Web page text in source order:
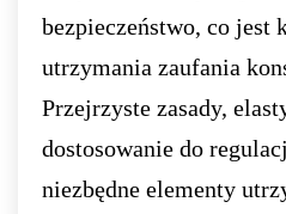
bezpieczeństwo, co jest
utrzymania zaufania
Przejrzyste zasady,
dostosowanie do
niezbędne elementy